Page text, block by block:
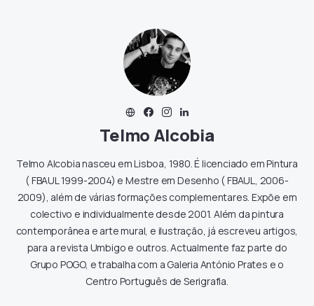
Telmo Alcobia
Telmo Alcobia nasceu em Lisboa, 1980. É licenciado em Pintura
( FBAUL 1999-2004) e Mestre em Desenho ( FBAUL, 2006-
2009), além de várias formações complementares. Expõe em
colectivo e individualmente desde 2001. Além da pintura
contemporânea e arte mural, e ilustração, já escreveu artigos,
para a revista Umbigo e outros. Actualmente faz parte do
Grupo POGO, e trabalha com a Galeria António Prates e o
Centro Português de Serigrafia.